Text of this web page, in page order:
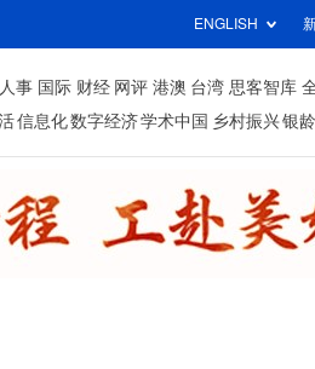
ENGLISH
人事 国际 财经 网评 港澳 台湾 思客智库
信息化数字经济学术中国 乡村振兴银龄